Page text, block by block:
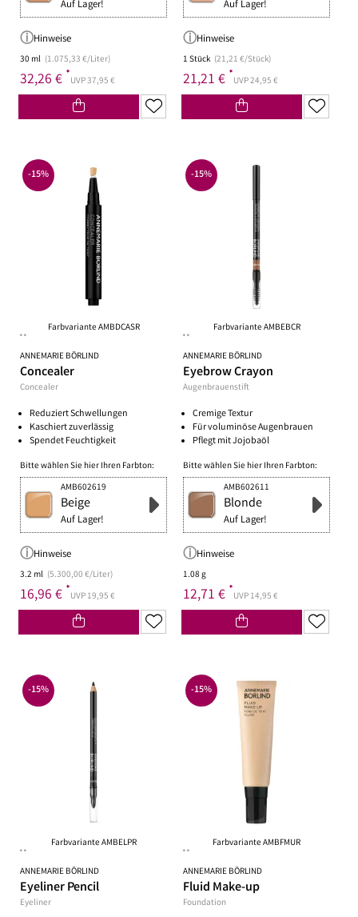
Auf Lager!
Hinweise
30 ml (1.075,33 €/Liter)
32,26 € *UVP 37,95 €
Auf Lager!
Hinweise
1 Stück (21,21 €/Stück)
21,21 € *UVP 24,95 €
Farbvariante AMBDCASR
**
ANNEMARIE BÖRLIND
Concealer
Concealer
Reduziert Schwellungen
Kaschiert zuverlässig
Spendet Feuchtigkeit
Bitte wählen Sie hier Ihren Farbton:
AMB602619
Beige
Auf Lager!
Hinweise
3.2 ml (5.300,00 €/Liter)
16,96 € *UVP 19,95 €
-15%
Farbvariante AMBEBCR
**
ANNEMARIE BÖRLIND
Eyebrow Crayon
Augenbrauenstift
Cremige Textur
Für voluminöse Augenbrauen
Pflegt mit Jojobaöl
Bitte wählen Sie hier Ihren Farbton:
AMB602611
Blonde
Auf Lager!
Hinweise
1.08 g
12,71 € *UVP 14,95 €
-15%
Farbvariante AMBELPR
**
ANNEMARIE BÖRLIND
Eyeliner Pencil
Eyeliner
-15%
Farbvariante AMBFMUR
**
ANNEMARIE BÖRLIND
Fluid Make-up
Foundation
-15%